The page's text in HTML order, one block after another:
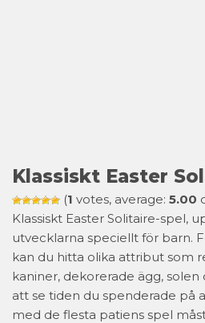
Klassiskt Easter
(1 votes, average: 5.00
Klassiskt Easter Solitaire-spel,
utvecklarna speciellt för barn.
kan du hitta olika attribut som
kaniner, dekorerade ägg,
att se tiden du spenderade på
med de flesta patiens spel